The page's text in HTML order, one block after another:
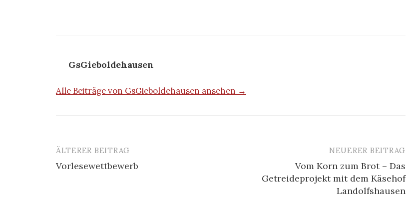
GsGieboldehausen
Alle Beiträge von GsGieboldehausen ansehen →
Beitrags-
Navigation
ÄLTERER BEITRAG
Vorlesewettbewerb
NEUERER BEITRAG
Vom Korn zum Brot – Das
Getreideprojekt mit dem Käsehof
Landolfshausen